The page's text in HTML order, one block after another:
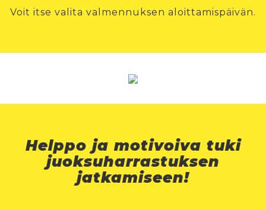
Voit itse valita valmennuksen aloittamispäivän.
Helppo ja motivoiva tuki
juoksuharrastuksen
jatkamiseen!